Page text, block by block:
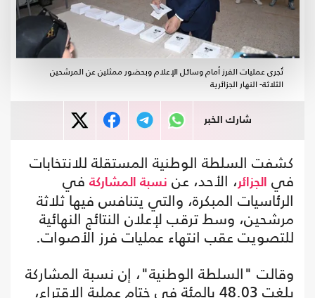
تُجرى عمليات الفرز أمام وسائل الإعلام وبحضور ممثلين عن المرشحين
الثلاثة- النهار الجزائرية
شارك الخبر
كشفت السلطة الوطنية المستقلة للانتخابات
في الجزائر ، الأحد، عن نسبة المشاركة في
الرئاسيات المبكرة، والتي يتنافس فيها ثلاثة
مرشحين، وسط ترقب لإعلان النتائج النهائية
للتصويت عقب انتهاء عمليات فرز الأصوات.
وقالت "السلطة الوطنية"، إن نسبة المشاركة
بلغت 48.03 بالمئة في ختام عملية الاقتراع،